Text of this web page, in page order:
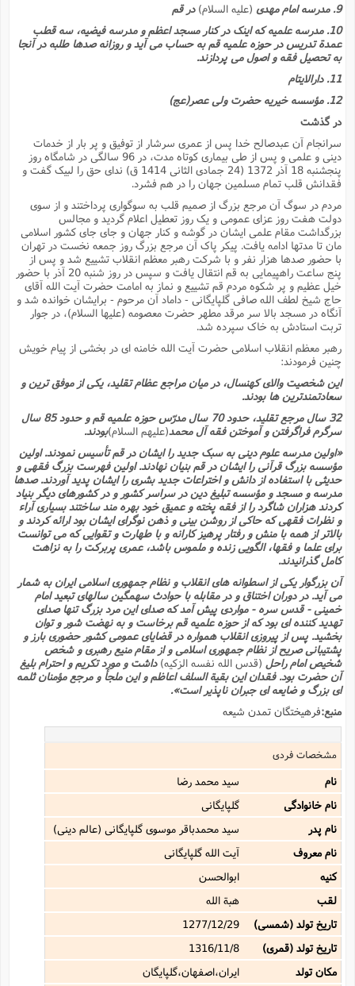
9. مدرسه امام مهدى
(علیه السلام)در قم
10. مدرسه علمیه که اینک در کنار مسجد اعظم و مدرسه فیضیه، سه قطب
عمدة تدریس در حوزه علمیه قم به حساب مى آید و روزانه صدها طلبه در آنجا
به تحصیل فقه و اصول مى پردازند.
11. دارالایتام
12. مؤسسه خیریه حضرت ولى عصر(عج)
در گذشت
سرانجام آن عبدصالح خدا پس از عمرى سرشار از توفیق و پر بار از خدمات
دینى و علمى و پس از طى بیمارى کوتاه مدت، در 96 سالگى در شامگاه روز
پنجشنبه 18 آذر 1372 (24 جمادى الثانى 1414 ق) نداى حق را لبیک گفت و
فقدانش قلب تمام مسلمین جهان را در هم فشرد.
مردم در سوگ آن مرجع بزرگ از صمیم قلب به سوگوارى پرداختند و از سوى
دولت هفت روز عزاى عمومى و یک روز تعطیل اعلام گردید و مجالس
بزرگداشت مقام علمى ایشان در گوشه و کنار جهان و جاى جاى کشور اسلامى
مان تا مدتها ادامه یافت. پیکر پاک آن مرجع بزرگ روز جمعه نخست در تهران
با حضور صدها هزار نفر و با شرکت رهبر معظم انقلاب تشییع شد و پس از
پنج ساعت راهپیمایى به قم انتقال یافت و سپس در روز شنبه 20 آذر با حضور
خیل عظیم و پر شکوه مردم قم تشییع و نماز به امامت حضرت آیت الله آقاى
حاج شیخ لطف الله صافى گلپایگانى - داماد آن مرحوم - برایشان خوانده شد و
آنگاه در مسجد بالا سر مرقد مطهر حضرت معصومه (علیها السلام)، در جوار
تربت استادش به خاک سپرده شد.
رهبر معظم انقلاب اسلامى حضرت آیت الله خامنه اى در بخشى از پیام خویش
چنین فرمودند:
این شخصیت والاى کهنسال، در میان مراجع عظام تقلید، یکى از موفق ترین و
سعادتمندترین ها بودند.
32 سال مرجع تقلید، حدود 70 سال مدرّس حوزه علمیه قم و حدود 85 سال
سرگرم فراگرفتن و آموختن فقه آل محمد(علیهم السلام)بودند.
«اولین مدرسه علوم دینى به سبک جدید را ایشان در قم تأسیس نمودند. اولین
مؤسسه بزرگ قرآنى را ایشان در قم بنیان نهادند. اولین فهرست بزرگ فقهى و
حدیثى با استفاده از دانش و اختراعات جدید بشرى را ایشان پدید آوردند. صدها
مدرسه و مسجد و مؤسسه تبلیغ دین در سراسر کشور و در کشورهاى دیگر بنیاد
کردند هزاران شاگرد را از فقه پخته و عمیق خود بهره مند ساختند بسیارى آراء
و نظرات فقهى که حاکى از روشن بینى و ذهن نوگراى ایشان بود ارائه کردند و
بالاتر از همه با منش و رفتار پرهیز کارانه و با طهارت و تقوایى که مى توانست
براى علما و فقها، الگویى زنده و ملموس باشد، عمرى پربرکت را به نزاهت
کامل گذرانیدند.
آن بزرگوار یکى از اسطوانه هاى انقلاب و نظام جمهورى اسلامى ایران به شمار
مى آید. در دوران اختناق و در مقابله با حوادث سهمگین سالهاى تبعید امام
خمینى - قدس سره - مواردى پیش آمد که صداى این مرد بزرگ تنها صداى
تهدید کننده اى بود که از حوزه علمیه قم برخاست و به نهضت شور و توان
بخشید. پس از پیروزى انقلاب همواره در قضایاى عمومى کشور حضورى بارز و
پشتیبانى صریح از نظام جمهورى اسلامى و از مقام منیع رهبرى و شخص
شخیص امام راحل(قدس الله نفسه الزکیه) داشت و مورد تکریم و احترام بلیغ
آن حضرت بود. فقدان این بقیة السلف اعاظم و این ملجأ و مرجع مؤمنان ثلمه
اى بزرگ و ضایعه اى جبران ناپذیر است».
منبع:فرهیختگان تمدن شیعه
مشخصات فردی
نام
سید محمد رضا
نام خانوادگی
گلپایگانى
نام پدر
سید محمدباقر موسوى گلپایگانى (عالم دینى)
نام معروف
آیت الله گلپایگانى
کنیه
ابوالحسن
لقب
هبة الله
تاریخ تولد (شمسی)
1277/12/29
تاریخ تولد (قمری)
1316/11/8
مکان تولد
ایران،اصفهان،گلپایگان